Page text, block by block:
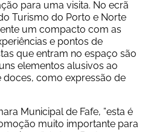
para uma visita. No ecrã
Turismo do Porto e Norte
um compacto com as
e pontos de
que entram no espaço são
elementos alusivos ao
como expressão de
Municipal de Fafe, ”esta é
muito importante para